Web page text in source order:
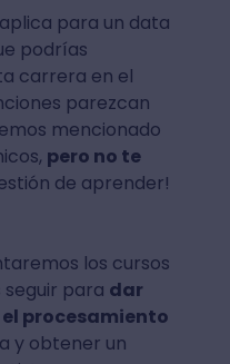
para un data
podrías
carrera en el
parezcan
mencionado
pero no te
de aprender!
los cursos
para dar
procesamiento
y obtener un